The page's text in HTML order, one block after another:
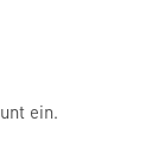
ein.